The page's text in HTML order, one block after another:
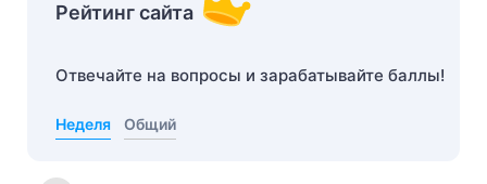
Рейтинг сайта
Отвечайте на вопросы и зарабатывайте баллы!
Неделя Общий